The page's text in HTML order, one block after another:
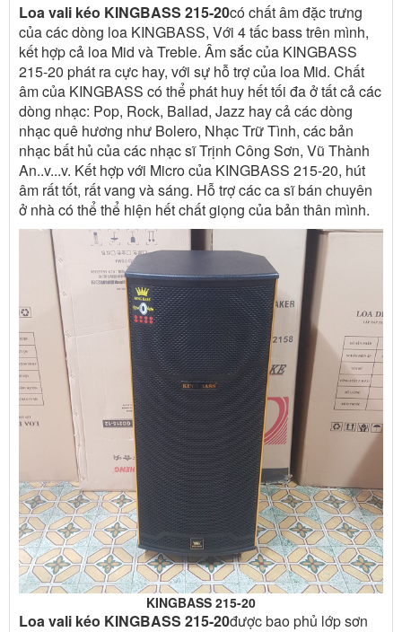
Loa vali kéo KINGBASS 215-20có chất âm đặc trưng
của các dòng loa KINGBASS, Với 4 tấc bass trên mình,
kết hợp cả loa Mid và Treble. Âm sắc của KINGBASS
215-20 phát ra cực hay, với sự hỗ trợ của loa Mid. Chất
âm của KINGBASS có thể phát huy hết tối đa ở tất cả các
dòng nhạc: Pop, Rock, Ballad, Jazz hay cả các dòng
nhạc quê hương như Bolero, Nhạc Trữ Tình, các bản
nhạc bất hủ của các nhạc sĩ Trịnh Công Sơn, Vũ Thành
An..v...v. Kết hợp với Micro của KINGBASS 215-20, hút
âm rất tốt, rất vang và sáng. Hỗ trợ các ca sĩ bán chuyên
ở nhà có thể thể hiện hết chất giọng của bản thân mình.
KINGBASS 215-20
Loa vali kéo KINGBASS 215-20được bao phủ lớp sơn